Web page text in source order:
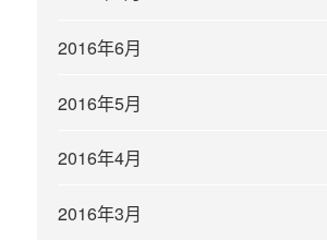
2016年6月
2016年5月
2016年4月
2016年3月